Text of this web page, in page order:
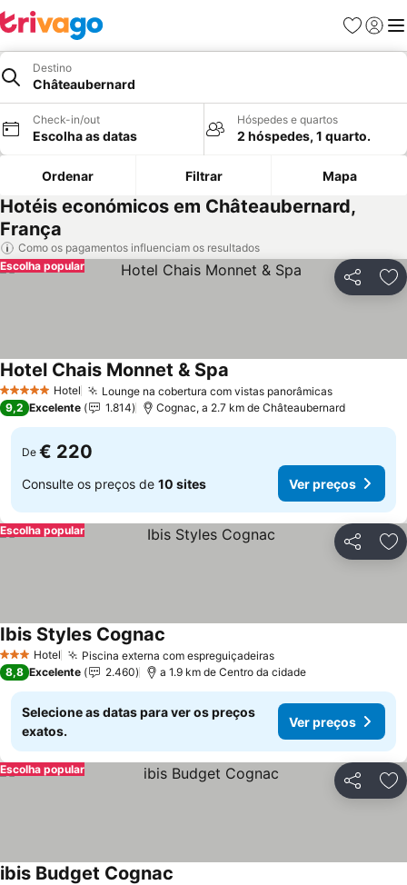
Favoritos
Iniciar
Destino
Châteaubernard
Check-in/out
Escolha as datas
Hóspedes e quartos
2 hóspedes, 1 quarto.
Ordenar Filtrar Mapa
Hotéis económicos em Châteaubernard,
França
Como os pagamentos influenciam os resultados
Partilhar
Escolha popular
5 Estrelas Hotel Lounge na cobertura com vistas panorâmicasVer preços
Hotel Chais Monnet & Spa
9,2 Excelente 1.814 Cognac, a 2.7 km de Châteaubernard
De € 220
Consulte os preços de 10 sites Ver preços
Partilhar
Escolha popular
3 EstrelasHotel Piscina externa com espreguiçadeirasVer preços
Ibis Styles Cognac
8,8 Excelente 2.460 a 1.9 km de Centro da cidade
Selecione as datas para ver os preços
exatos.
Ver preços
Partilhar
Escolha popular
ibis Budget Cognac